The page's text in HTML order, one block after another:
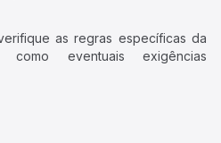
as regras específicas da
eventuais exigências